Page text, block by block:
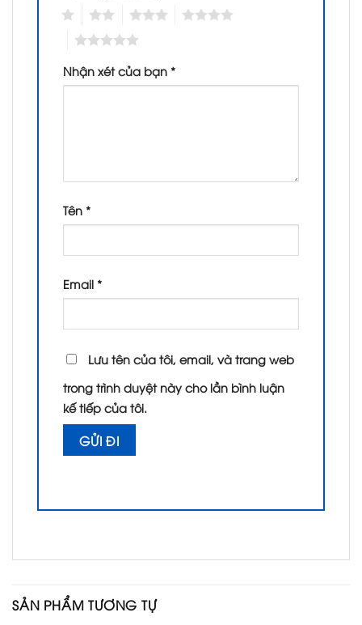
Nhận xét của bạn *
Tên *
Email *
Lưu tên của tôi, email, và trang web
trong trình duyệt này cho lần bình luận
kế tiếp của tôi.
SẢN PHẨM TƯƠNG TỰ